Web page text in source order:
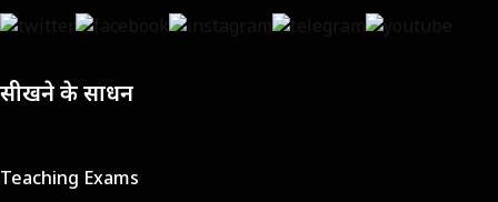
सीखने के साधन
Teaching Exams